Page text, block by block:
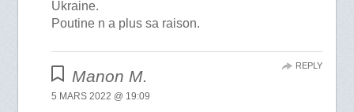
Ukraine.
Poutine n a plus sa raison.
Manon M.
5 MARS 2022 @ 19:09
REPLY